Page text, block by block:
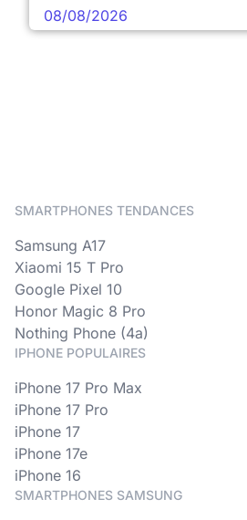
08/08/2026
SMARTPHONES TENDANCES
Samsung A17
Xiaomi 15 T Pro
Google Pixel 10
Honor Magic 8 Pro
Nothing Phone (4a)
IPHONE POPULAIRES
iPhone 17 Pro Max
iPhone 17 Pro
iPhone 17
iPhone 17e
iPhone 16
SMARTPHONES SAMSUNG